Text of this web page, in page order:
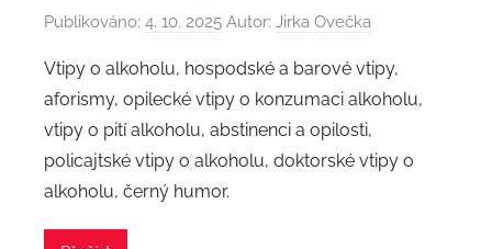
Publikováno: 4. 10. 2025 Autor: Jirka Ovečka
Vtipy o alkoholu, hospodské a barové vtipy,
aforismy, opilecké vtipy o konzumaci alkoholu,
vtipy o pití alkoholu, abstinenci a opilosti,
policajtské vtipy o alkoholu, doktorské vtipy o
alkoholu, černý humor.